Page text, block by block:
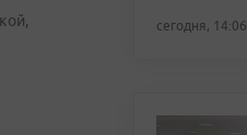
сегодня, 14:06